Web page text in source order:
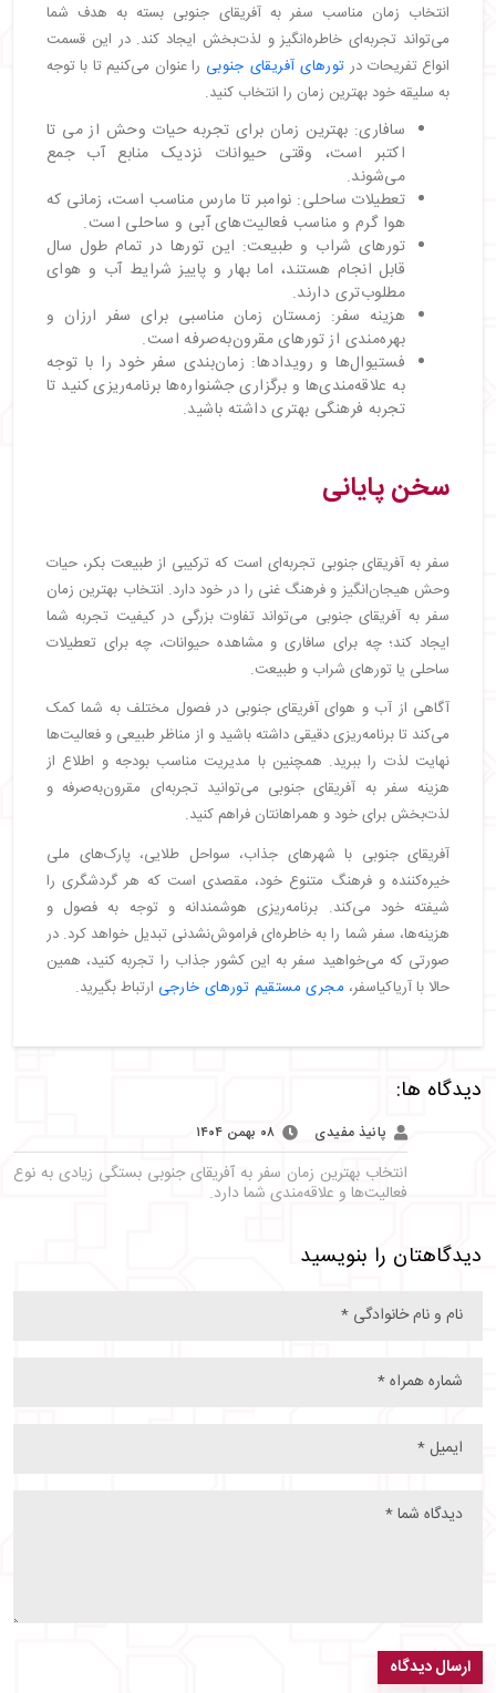
انتخاب زمان مناسب سفر به آفریقای جنوبی بسته به هدف شما
می‌تواند تجربه‌ای خاطره‌انگیز و لذت‌بخش ایجاد کند. در این قسمت
انواع تفریحات در تورهای آفریقای جنوبی را عنوان می‌کنیم تا با توجه
به سلیقه خود بهترین زمان را انتخاب کنید.
سافاری: بهترین زمان برای تجربه حیات وحش از می تا
اکتبر است، وقتی حیوانات نزدیک منابع آب جمع
می‌شوند.
تعطیلات ساحلی: نوامبر تا مارس مناسب است، زمانی که
هوا گرم و مناسب فعالیت‌های آبی و ساحلی است.
تورهای شراب و طبیعت: این تورها در تمام طول سال
قابل انجام هستند، اما بهار و پاییز شرایط آب و هوای
مطلوب‌تری دارند.
هزینه سفر: زمستان زمان مناسبی برای سفر ارزان و
بهره‌مندی از تورهای مقرون‌به‌صرفه است.
فستیوال‌ها و رویدادها: زمان‌بندی سفر خود را با توجه
به علاقه‌مندی‌ها و برگزاری جشنواره‌ها برنامه‌ریزی کنید تا
تجربه فرهنگی بهتری داشته باشید.
سخن پایانی
سفر به آفریقای جنوبی تجربه‌ای است که ترکیبی از طبیعت بکر، حیات
وحش هیجان‌انگیز و فرهنگ غنی را در خود دارد. انتخاب بهترین زمان
سفر به آفریقای جنوبی می‌تواند تفاوت بزرگی در کیفیت تجربه شما
ایجاد کند؛ چه برای سافاری و مشاهده حیوانات، چه برای تعطیلات
ساحلی یا تورهای شراب و طبیعت.
آگاهی از آب و هوای آفریقای جنوبی در فصول مختلف به شما کمک
می‌کند تا برنامه‌ریزی دقیقی داشته باشید و از مناظر طبیعی و فعالیت‌ها
نهایت لذت را ببرید. همچنین با مدیریت مناسب بودجه و اطلاع از
هزینه سفر به آفریقای جنوبی می‌توانید تجربه‌ای مقرون‌به‌صرفه و
لذت‌بخش برای خود و همراهانتان فراهم کنید.
آفریقای جنوبی با شهرهای جذاب، سواحل طلایی، پارک‌های ملی
خیره‌کننده و فرهنگ متنوع خود، مقصدی است که هر گردشگری را
شیفته خود می‌کند. برنامه‌ریزی هوشمندانه و توجه به فصول و
هزینه‌ها، سفر شما را به خاطره‌ای فراموش‌نشدنی تبدیل خواهد کرد. در
صورتی که می‌خواهید سفر به این کشور جذاب را تجربه کنید، همین
حالا با آریاکیاسفر، مجری مستقیم تورهای خارجی ارتباط بگیرید.
دیدگاه ها:
پانیذ مفیدی ۰۸ بهمن ۱۴۰۴
انتخاب بهترین زمان سفر به آفریقای جنوبی بستگی زیادی به نوع
فعالیت‌ها و علاقه‌مندی شما دارد.
دیدگاهتان را بنویسید
ارسال دیدگاه